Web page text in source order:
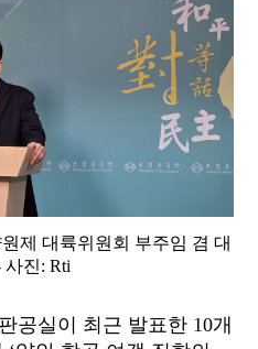
제 대륙위원회 부주임 겸 대
사진: Rti
공실이 최근 발표한 10개